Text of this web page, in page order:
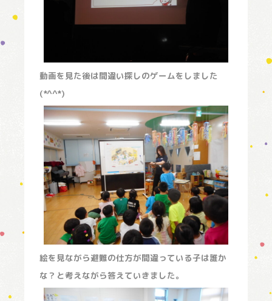
動画を見た後は間違い探しのゲームをしました
(*^^*)
絵を見ながら避難の仕方が間違っている子は誰か
な？と考えながら答えていきました。